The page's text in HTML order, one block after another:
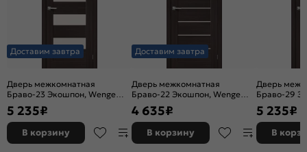
Доставим завтра
Дверь межкомнатная
Браво-23 Экошпон, Wenge
Melinga, остекленная, magic
fog, царговая
5 235₽
В корзину
Доставим завтра
Дверь межкомнатная
Браво-22 Экошпон, Wenge
Melinga, остекленная, magic
fog, царговая
4 635₽
В корзину
Дверь
Браво-29
Melinga,
fog,
5 235₽
В